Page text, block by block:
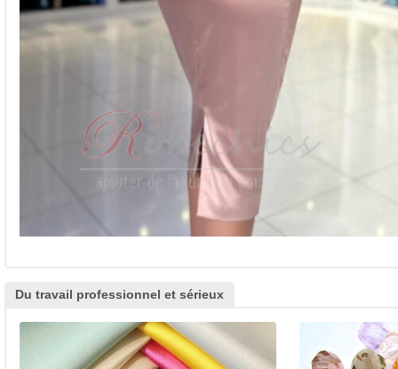
Du travail professionnel et sérieux